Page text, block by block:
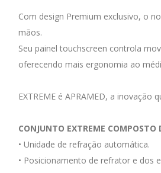
Com design Premium exclusivo, o
mãos.
Seu painel touchscreen controla
oferecendo mais ergonomia ao
EXTREME é APRAMED, a inovação
CONJUNTO EXTREME COMPOSTO
• Unidade de refração automática.
• Posicionamento de refrator e dos